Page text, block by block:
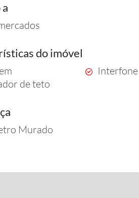
do imóvel
Interfone
de teto
Murado